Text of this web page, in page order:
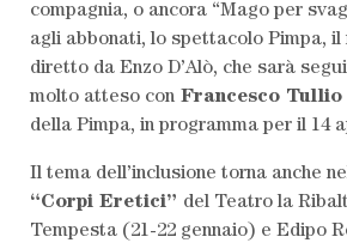
compagnia, o ancora “Mago per
agli abbonati, lo spettacolo Pimpa, il
diretto da Enzo D’Alò, che sarà
molto atteso con Francesco
della Pimpa, in programma per il 14
Il tema dell’inclusione torna anche
“Corpi Eretici” del Teatro la
Tempesta (21-22 gennaio) e Edipo